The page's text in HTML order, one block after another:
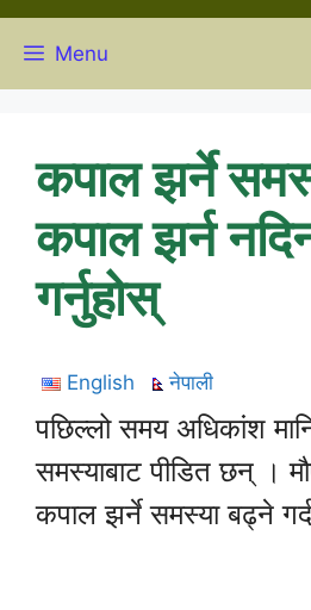
Menu
कपाल झर्ने
कपाल झर्न
गर्नुहोस्
English नेपाली
पछिल्लो समय अधिकांश
समस्याबाट पीडित छन् ।
कपाल झर्ने समस्या बढ्ने